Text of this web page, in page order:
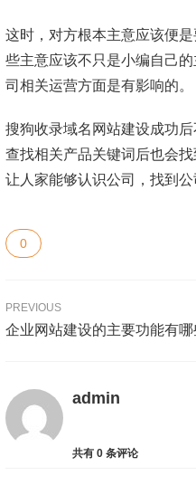
这时，对方根本主意应该便
些主意应该不只是小编自己
司相关运营方面是有影响的。
搜狗收录域名网站建设成功
查找相关产品关键词后也会
让人家能够认识公司，找到
0
PREVIOUS
企业网站建设的主要功能有哪
admin
共有 0 条评论